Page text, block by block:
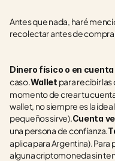
Antes que nada, haré
recolectar antes de
Dinero físico o en
caso.Wallet para recibir
momento de crear tu
wallet, no siempre es la
pequeños sirve).Cuenta
una persona de confianza.
aplica para Argentina).
alguna criptomoneda sin